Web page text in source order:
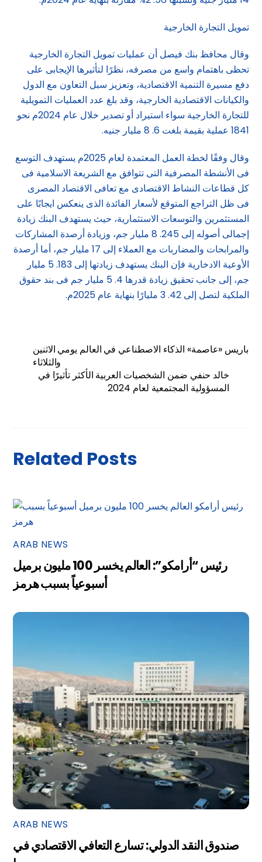
تمويل التجارة الخارجية
وقال محافظ بنك فيصل أن عمليات تمويل التجارة الخارجية
تحظى باهتمام واسع من مصرفه، نظرًا لتأثيرها الإيجابى على
دفع مسيرة التنمية الاقتصادية، وتعزيز سبل التعاون مع الدول
والكيانات الاقتصادية الخارجية، وقد بلغ عدد العمليات التمويلية
للتجارة الخارجية سواء استيراد أو تصدير خلال عام 2024م نحو
1841 عملية بقيمة بلغت 6. 8 مليار جنيه.
وقال وفقًا لخطة العمل المعتمدة لعام 2025م يستهدف التوسع
فى الأنشطة المصرفية التى تتوافق مع الشريعة الاسلامية فى
كل قطاعات النشاط الاقتصادى مع تعافى الاقتصاد المصرى
فى ظل التراجع المتوقع لأسعار الفائدة الذى ينعكس ايجابًا على
المستثمرين والتوسعات الاستثمارية، حيث يستهدف البنك زيادة
إجمالى أصوله إلى 245. 8 مليار جم، وزيادة أرصدة المشاركات
والمرابحات والمضاربات مع العملاء إلى 17 مليار جم، أما أرصدة
الأوعية الادخارية فإن البنك يستهدف زيادتها إلى 183. 5 مليار
جم، إلى جانب تحقيق زيادة قدرها 4. 5 مليار جم فى بند حقوق
الملكية لتصل إلى 42. 3 مليارًا بنهاية عام 2025م.
باريس «عاصمة» الذكاء الاصطناعي في العالم يومي الاثنين
والثلاثاء
خالد حنفي ضمن الشخصيات العربية الأكثر تأثيرًا في
المسؤولية المجتمعية لعام 2024
Related Posts
ARAB NEWS
رئيس “أرامكو”: العالم يخسر 100 مليون برميل
أسبوعياً بسبب هرمز
ARAB NEWS
صندوق النقد الدولي: تسارع التعافي الاقتصادي في